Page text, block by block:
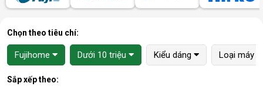
Chọn theo tiêu chí:
Fujihome Dưới 10 triệu Kiểu dáng Loại máy
Sắp xếp theo: